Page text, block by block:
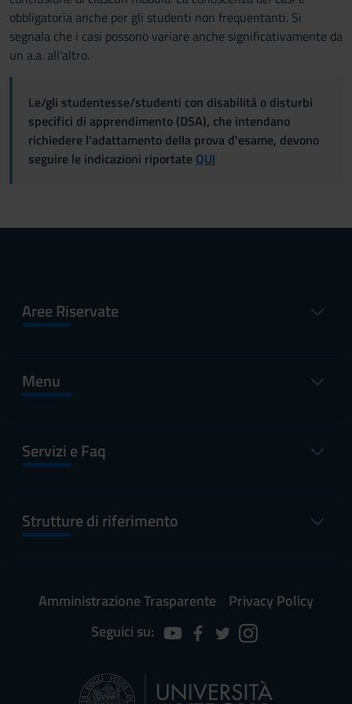
obbligatoria anche per gli studenti non frequentanti. Si
segnala che i casi possono variare anche significativamente da
un a.a. all’altro.
Le/gli studentesse/studenti con disabilità o disturbi
specifici di apprendimento (DSA), che intendano
richiedere l'adattamento della prova d'esame, devono
seguire le indicazioni riportate QUI
Aree Riservate
Menu
Servizi e Faq
Strutture di riferimento
Amministrazione Trasparente
Privacy Policy
Seguici su: